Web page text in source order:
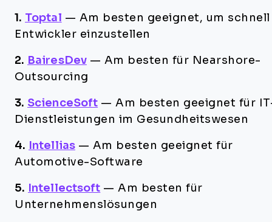
1. Toptal — Am besten geeignet, um schnell
Entwickler einzustellen
2. BairesDev — Am besten für Nearshore-
Outsourcing
3. ScienceSoft —Am besten geeignet für
Dienstleistungen im Gesundheitswesen
4. Intellias — Am besten geeignet für
Automotive-Software
5. Intellectsoft —Am besten für
Unternehmenslösungen